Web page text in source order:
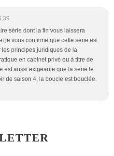
sėrie dont la fin vous laissera
je vous confirme que cette sėrie est
principes juridiques de la
en cabinet privé ou à titre de
est aussi exigeante que la sėrie le
de saison 4, la boucle est bouclée.